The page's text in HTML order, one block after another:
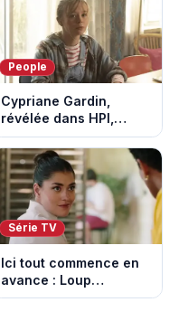
People
Cypriane Gardin,
révélée dans HPI,
lance une cagnotte
après des difficultés
financières
Série TV
Ici tout commence en
avance : Loup
découvre la trahison